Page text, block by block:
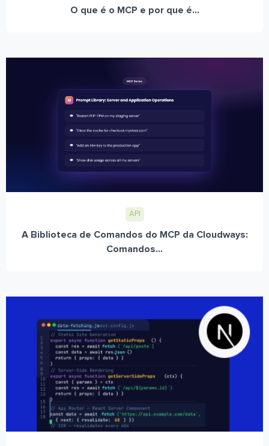
O que é o MCP e por que é...
API
A Biblioteca de Comandos do MCP da Cloudways:
Comandos...